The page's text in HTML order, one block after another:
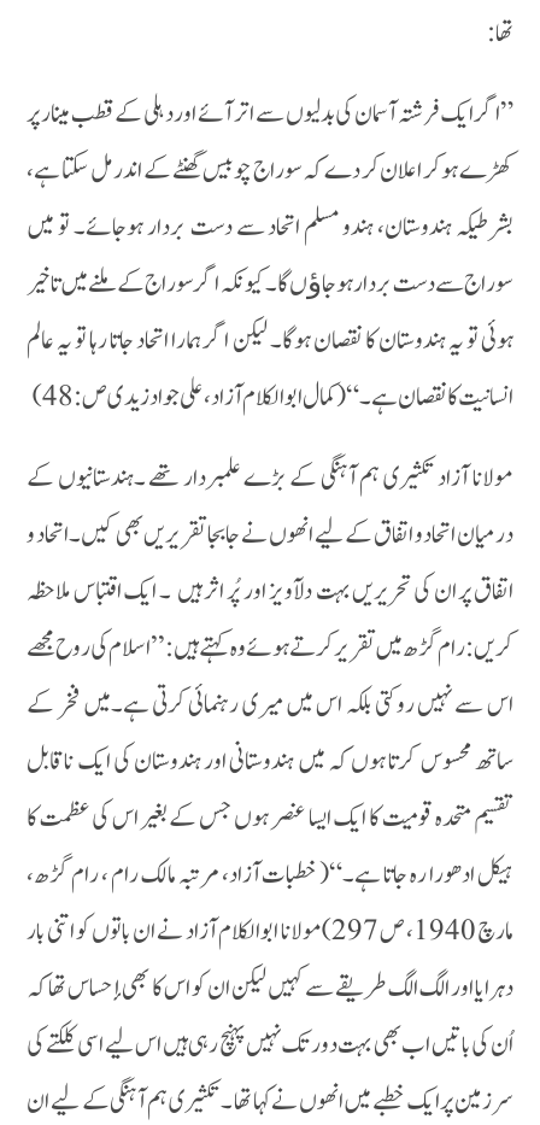
تھا:
”اگر ایک فرشتہ آسمان کی بدلیوں سے اتر آئے اور دہلی کے قطب مینار پر
کھڑے ہوکر اعلان کر دے کہ سوراج چوبیس گھنٹے کے اندر مل سکتا ہے،
بشرطیکہ ہندوستان، ہندو مسلم اتحاد سے دست بردار ہوجائے۔ تو میں
سوراج سے دست بردار ہوجاﺅں گا۔ کیونکہ اگر سوراج کے ملنے میں تاخیر
ہوئی تو یہ ہندوستان کا نقصان ہوگا۔ لیکن اگر ہمارا اتحاد جاتا رہا تو یہ عالم
انسانیت کا نقصان ہے۔“ (کمال ابوالکلام آزاد،علی جواد زیدی ص:48)
مولانا آزاد تکثیری ہم آہنگی کے بڑے علمبردار تھے ۔ہندستانیوں کے
درمیان اتحاد و اتفاق کے لیے انھو ں نے جابجا تقریریں بھی کیں۔ اتحاد و
اتفاق پر ان کی تحریریں بہت دلآویز اور پُر اثر ہیں ۔ ایک اقتباس ملاحظہ
کریں :رام گڑھ میں تقریر کرتے ہوئے وہ کہتے ہیں : ’’اسلام کی روح مجھے
اس سے نہیں روکتی بلکہ اس میں میری رہنمائی کرتی ہے۔میں فخر کے
ساتھ محسوس کرتا ہوں کہ میں ہندوستانی اور ہندوستان کی ایک ناقابل
تقسیم متحدہ قومیت کا ایک ایسا عنصر ہوں جس کے بغیر اس کی عظمت کا
ہیکل ادھورا رہ جاتا ہے۔“( خطبات آزاد، مرتبہ مالک رام ، رام گڑھ،
مارچ 1940، ص 297)مولانا ابوالکلام آزاد نے ان باتوں کو اتنی بار
دہرایا اور الگ الگ طریقے سے کہیں لیکن ان کو اس کا بھی إحساس تھا کہ
اُن کی باتیں اب بھی بہت دور تک نہیں پہنچ رہی ہیں اس لیے اسی کلکتے کی
سر زمین پر ایک خطبے میں انھوں نے کہا تھا ۔ تکثیری ہم آہنگی کے لیے ان